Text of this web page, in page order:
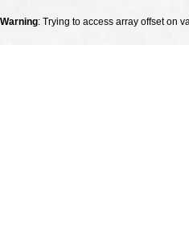
Warning: Trying to access array offset on